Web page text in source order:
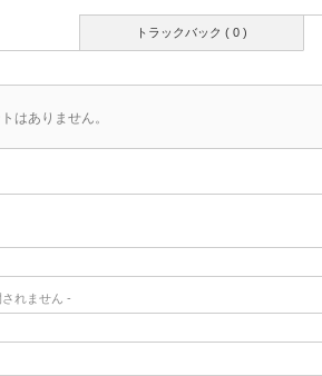
トラックバック ( 0 )
はありません。
れません -